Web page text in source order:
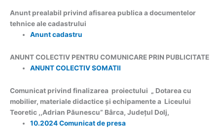
Anunt prealabil privind afisarea publica a documentelor
tehnice ale cadastrului
Anunt cadastru
ANUNT COLECTIV PENTRU COMUNICARE PRIN PUBLICITATE
ANUNT COLECTIV SOMATII
Comunicat privind finalizarea proiectului „ Dotarea cu
mobilier, materiale didactice și echipamente a Liceului
Teoretic ,,Adrian Păunescu” Bârca, Județul Dolj,
10.2024 Comunicat de presa